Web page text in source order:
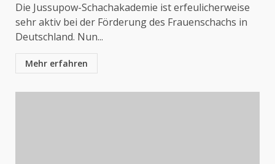
Die Jussupow-Schachakademie ist erfeulicherweise
sehr aktiv bei der Förderung des Frauenschachs in
Deutschland. Nun...
Mehr erfahren